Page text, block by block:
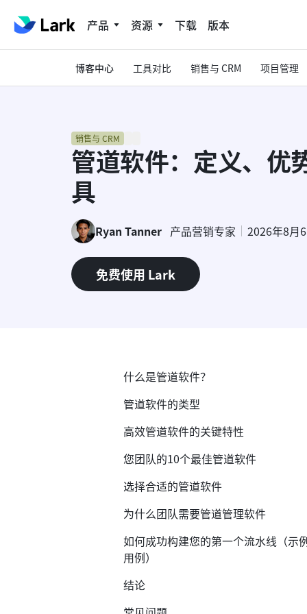
产品 资源 下载 版本
博客中心 工具对比 销售与 CRM 项目管理
销售与 CRM
管道软件：定义、优
具
Ryan Tanner 产品营销专家 2026年8月
免费使用 Lark
什么是管道软件？
管道软件的类型
高效管道软件的关键特性
您团队的10个最佳管道软件
选择合适的管道软件
为什么团队需要管道管理软件
如何成功构建您的第一个流水线（示
用例）
结论